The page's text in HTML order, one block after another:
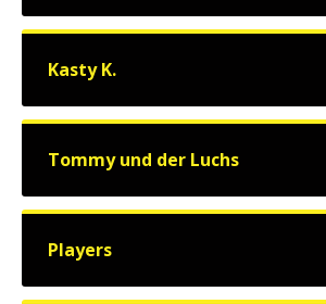
Kasty K.
Tommy und der Luchs
Players